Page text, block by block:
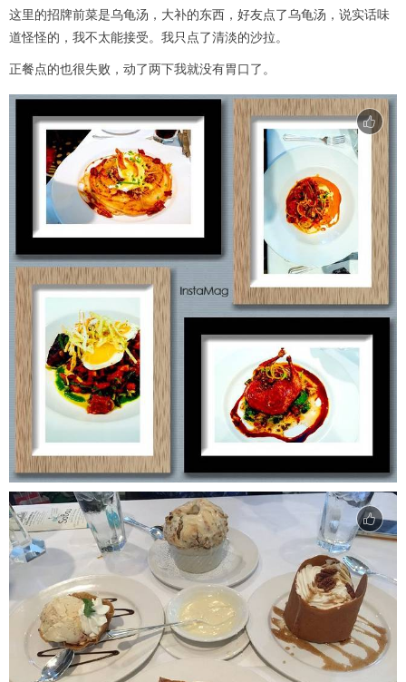
这里的招牌前菜是乌龟汤，大补的东西，好友点了乌龟汤，说实话味
道怪怪的，我不太能接受。我只点了清淡的沙拉。
正餐点的也很失败，动了两下我就没有胃口了。